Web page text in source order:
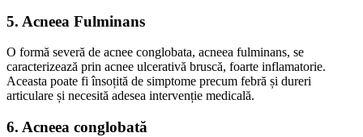
5. Acneea Fulminans
O formă severă de acnee conglobata, acneea fulminans, se
caracterizează prin acnee ulcerativă bruscă, foarte inflamatorie.
Aceasta poate fi însoțită de simptome precum febră și dureri
articulare și necesită adesea intervenție medicală.
6. Acneea conglobată